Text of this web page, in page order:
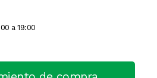
a 19:00